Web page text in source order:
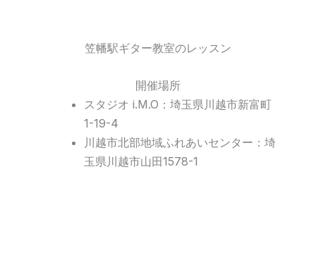
笠幡駅ギター教室のレッスン
開催場所
スタジオ i.M.O：埼玉県川越市新富町
1-19-4
川越市北部地域ふれあいセンター：埼
玉県川越市山田1578-1